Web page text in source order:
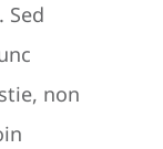
Sed
non